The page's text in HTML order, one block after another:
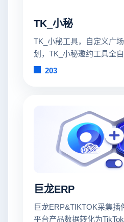
TK_小秘
TK_小秘工具，自定义广
划，TK_小秘邀约工具全
帮助商家解决TikTok达人
203
巨龙ERP
巨龙ERP&TIKTOK采集插
平台产品数据转化为